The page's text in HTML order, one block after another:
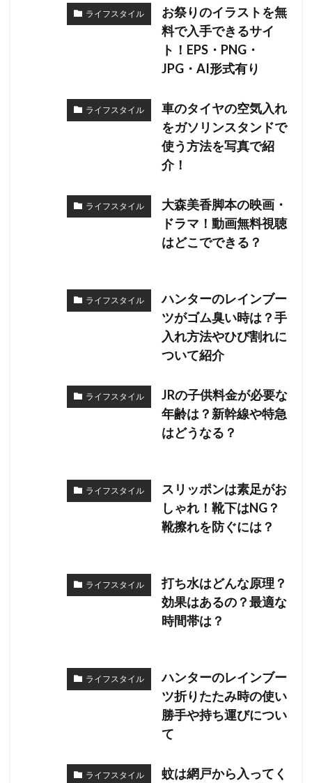
ライフスタイル
お祭りのイラストを無
料で入手できるサイ
ト！EPS・PNG・
JPG・AI形式有り
ライフスタイル
車のタイヤの空気入れ
をガソリンスタンドで
使う方法を写真で紹
介！
ライフスタイル
大森美香脚本の映画・
ドラマ！動画無料視聴
はどこでできる？
ライフスタイル
ハンターのレインブー
ツがゴム臭い時は？手
入れ方法やひび割れに
ついて紹介
ライフスタイル
JRの子供料金が必要な
年齢は？新幹線や特急
はどうなる？
ライフスタイル
スリッポンは素足がお
しゃれ！靴下はNG？
靴擦れを防ぐには？
ライフスタイル
打ち水はどんな原理？
効果はあるの？最適な
時間帯は？
ライフスタイル
ハンターのレインブー
ツ折りたたみ時の使い
勝手や持ち運びについ
て
ライフスタイル
蚊は網戸から入ってく